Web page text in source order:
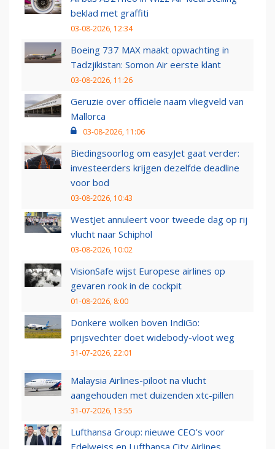
beklad met graffiti
03-08-2026, 12:34
Boeing 737 MAX maakt opwachting in
Tadzjikistan: Somon Air eerste klant
03-08-2026, 11:26
Geruzie over officiële naam vliegveld van
Mallorca
03-08-2026, 11:06
Biedingsoorlog om easyJet gaat verder:
investeerders krijgen dezelfde deadline
voor bod
03-08-2026, 10:43
WestJet annuleert voor tweede dag op rij
vlucht naar Schiphol
03-08-2026, 10:02
VisionSafe wijst Europese airlines op
gevaren rook in de cockpit
01-08-2026, 8:00
Donkere wolken boven IndiGo:
prijsvechter doet widebody-vloot weg
31-07-2026, 22:01
Malaysia Airlines-piloot na vlucht
aangehouden met duizenden xtc-pillen
31-07-2026, 13:55
Lufthansa Group: nieuwe CEO’s voor